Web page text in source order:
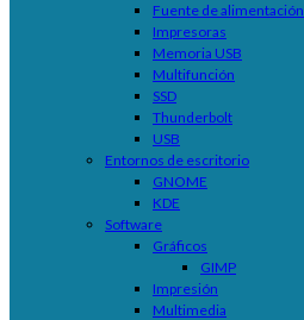
Fuente de alimentación
Impresoras
Memoria USB
Multifunción
SSD
Thunderbolt
USB
Entornos de escritorio
GNOME
KDE
Software
Gráficos
GIMP
Impresión
Multimedia